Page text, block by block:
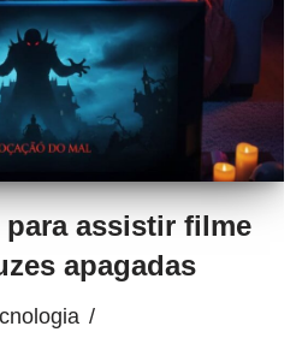
assistir filme
apagadas